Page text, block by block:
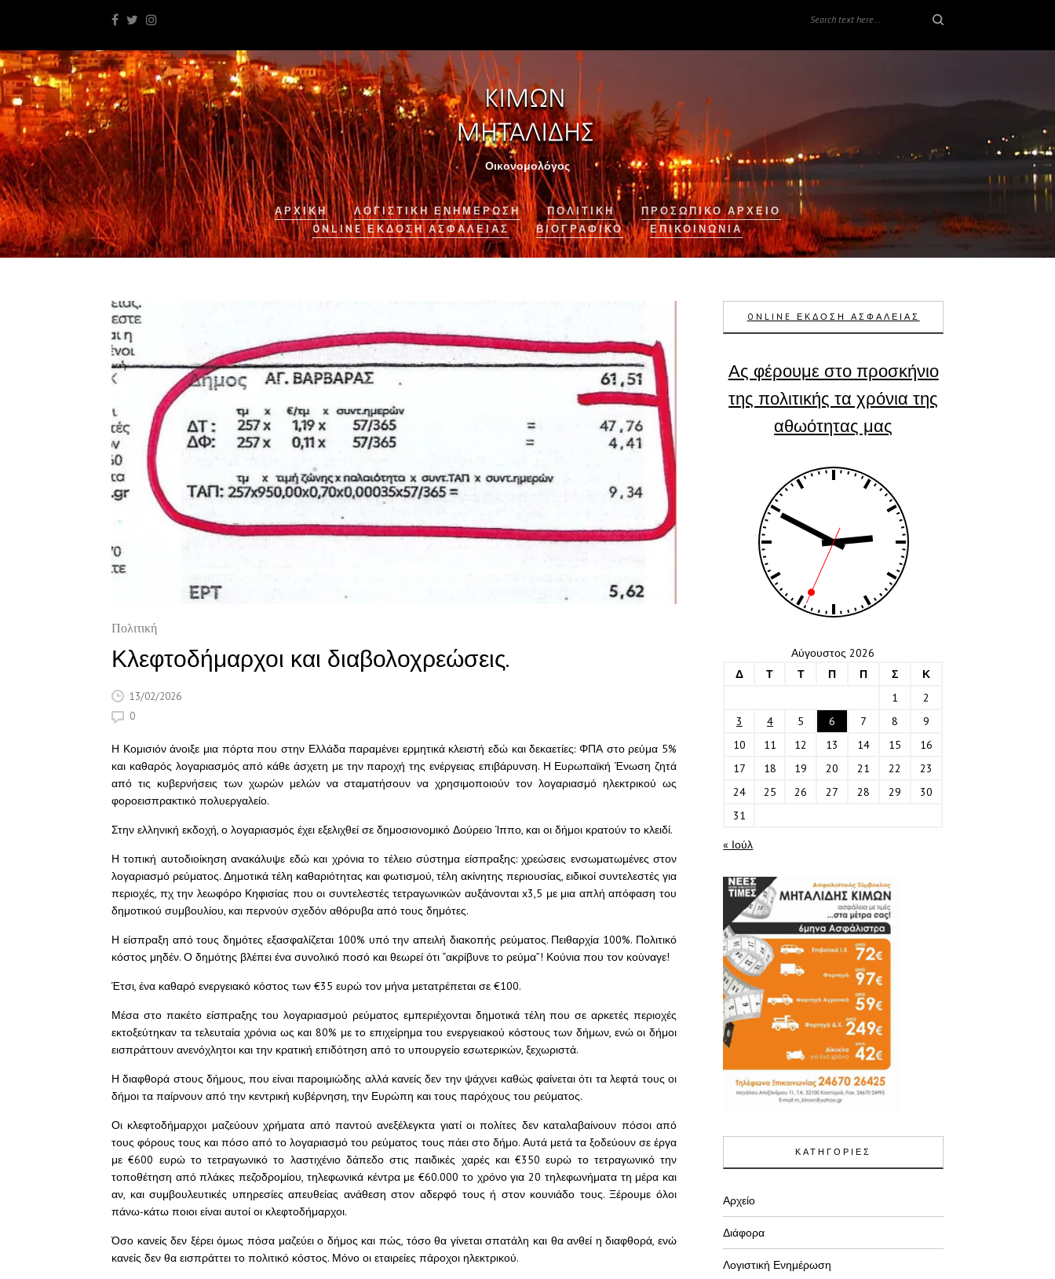
Οικονομολόγος
ΑΡΧΙΚΉ ΛΟΓΙΣΤΙΚΉ ΕΝΗΜΈΡΩΣΗ ΠΟΛΙΤΙΚΗ
ΠΡΟΣΩΠΙΚΟ ΑΡΧΕΙΟ
ONLINE ΈΚΔΟΣΗ ΑΣΦΆΛΕΙΑΣ
ΒΙΟΓΡΑΦΙΚΌ ΕΠΙΚΟΙΝΩΝΊΑ
Πολιτική
Κλεφτοδήμαρχοι και διαβολοχρεώσεις.
13/02/2026
0
Η Κομισιόν άνοιξε μια πόρτα που στην Ελλάδα παραμένει ερμητικά κλειστή εδώ και δεκαετίες: ΦΠΑ στο ρεύμα 5%
και καθαρός λογαριασμός από κάθε άσχετη με την παροχή της ενέργειας επιβάρυνση. Η Ευρωπαϊκή Ένωση ζητά
από τις κυβερνήσεις των χωρών μελών να σταματήσουν να χρησιμοποιούν τον λογαριασμό ηλεκτρικού ως
φοροεισπρακτικό πολυεργαλείο.
Στην ελληνική εκδοχή, ο λογαριασμός έχει εξελιχθεί σε δημοσιονομικό Δούρειο Ίππο, και οι δήμοι κρατούν το κλειδί.
Η τοπική αυτοδιοίκηση ανακάλυψε εδώ και χρόνια το τέλειο σύστημα είσπραξης: χρεώσεις ενσωματωμένες στον
λογαριασμό ρεύματος. Δημοτικά τέλη καθαριότητας και φωτισμού, τέλη ακίνητης περιουσίας, ειδικοί συντελεστές για
περιοχές, πχ την λεωφόρο Κηφισίας που οι συντελεστές τετραγωνικών αυξάνονται x3,5 με μια απλή απόφαση του
δημοτικού συμβουλίου, και περνούν σχεδόν αθόρυβα από τους δημότες.
Η είσπραξη από τους δημότες εξασφαλίζεται 100% υπό την απειλή διακοπής ρεύματος. Πειθαρχία 100%. Πολιτικό
κόστος μηδέν. Ο δημότης βλέπει ένα συνολικό ποσό και θεωρεί ότι “ακρίβυνε το ρεύμα”! Κούνια που τον κούναγε!
Έτσι, ένα καθαρό ενεργειακό κόστος των €35 ευρώ τον μήνα μετατρέπεται σε €100.
Μέσα στο πακέτο είσπραξης του λογαριασμού ρεύματος εμπεριέχονται δημοτικά τέλη που σε αρκετές περιοχές
εκτοξεύτηκαν τα τελευταία χρόνια ως και 80% με το επιχείρημα του ενεργειακού κόστους των δήμων, ενώ οι δήμοι
εισπράττουν ανενόχλητοι και την κρατική επιδότηση από το υπουργείο εσωτερικών, ξεχωριστά.
Η διαφθορά στους δήμους, που είναι παροιμιώδης αλλά κανείς δεν την ψάχνει καθώς φαίνεται ότι τα λεφτά τους οι
δήμοι τα παίρνουν από την κεντρική κυβέρνηση, την Ευρώπη και τους παρόχους του ρεύματος.
Οι κλεφτοδήμαρχοι μαζεύουν χρήματα από παντού ανεξέλεγκτα γιατί οι πολίτες δεν καταλαβαίνουν πόσοι από
τους φόρους τους και πόσο από το λογαριασμό του ρεύματος τους πάει στο δήμο. Αυτά μετά τα ξοδεύουν σε έργα
με €600 ευρώ το τετραγωνικό το λαστιχένιο δάπεδο στις παιδικές χαρές και €350 ευρώ το τετραγωνικό την
τοποθέτηση από πλάκες πεζοδρομίου, τηλεφωνικά κέντρα με €60.000 το χρόνο για 20 τηλεφωνήματα τη μέρα και
αν, και συμβουλευτικές υπηρεσίες απευθείας ανάθεση στον αδερφό τους ή στον κουνιάδο τους. Ξέρουμε όλοι
πάνω-κάτω ποιοι είναι αυτοί οι κλεφτοδήμαρχοι.
Όσο κανείς δεν ξέρει όμως πόσα μαζεύει ο δήμος και πώς, τόσο θα γίνεται σπατάλη και θα ανθεί η διαφθορά, ενώ
κανείς δεν θα εισπράττει το πολιτικό κόστος. Μόνο οι εταιρείες πάροχοι ηλεκτρικού.
ONLINE ΕΚΔΟΣΗ ΑΣΦΑΛΕΙΑΣ
Ας φέρουμε στο προσκήνιο
της πολιτικής τα χρόνια της
αθωότητας μας
Αύγουστος 2026
Δ
Τ Τ Π Π Σ
Κ
1
2
3
4 5 6 7 8
9
10
11 12 13 14 15
16
17
18 19 20 21 22
23
24
25 26 27 28 29
30
31
« Ιούλ
ΚΑΤΗΓΟΡΙΕΣ
Αρχείο
Διάφορα
Λογιστική Ενημέρωση